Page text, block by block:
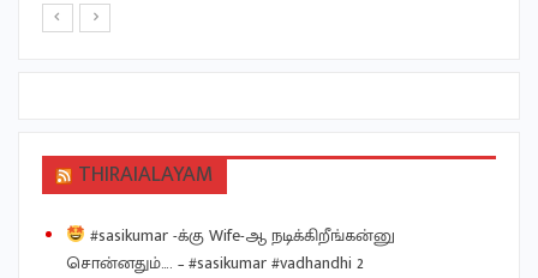
THIRAIALAYAM
#sasikumar -க்கு Wife-ஆ நடிக்கிறீங்கன்னு
சொன்னதும்…. – #sasikumar #vadhandhi 2